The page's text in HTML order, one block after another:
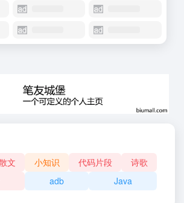
文 小知识 代码片段
诗歌
adb Java